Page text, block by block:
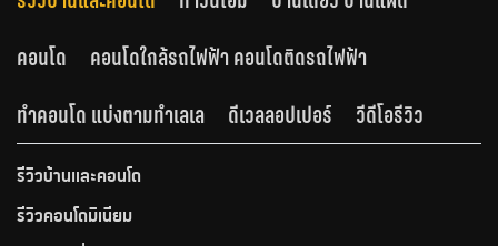
คอนโด
คอนโดใกล้รถไฟฟ้า คอนโดติดรถไฟฟ้า
ทำคอนโด แบ่งตามทำเลเล
ดีเวลลอปเปอร์ วีดีโอรีวิว
รีวิวบ้านและคอนโด
รีวิวคอนโดมิเนียม